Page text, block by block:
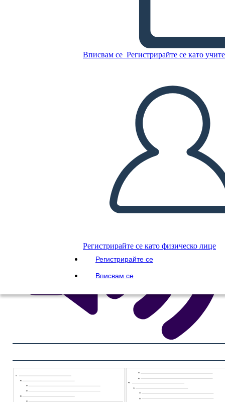
Вписвам се Регистрирайте се като
Регистрирайте се като физическо лице
Регистрирайте се
Вписвам се
2. Ülevaade
СЪЗДАЙТЕ СЦЕНАРИЙ
ПУСКАНЕ НА СЛАЙДШОУ
ЧЕТИ МИ